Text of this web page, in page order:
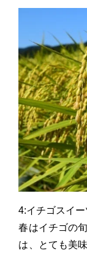
4:イチゴスイー
春はイチゴの
は、とても美